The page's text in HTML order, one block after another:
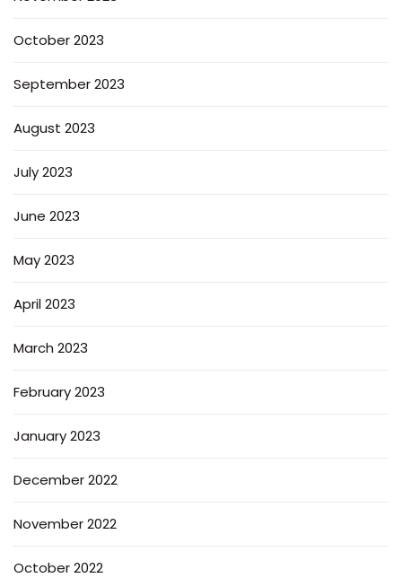
October 2023
September 2023
August 2023
July 2023
June 2023
May 2023
April 2023
March 2023
February 2023
January 2023
December 2022
November 2022
October 2022